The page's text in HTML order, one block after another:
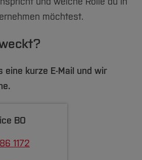
möchtest.
eine kurze E-Mail und wir
BO
1172